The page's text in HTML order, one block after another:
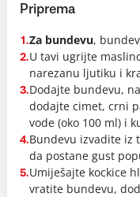
Priprema
1.Za bundevu,
2.U tavi ugrijte
narezanu ljutiku i
3.Dodajte bundevu,
dodajte cimet, crni
vode (oko 100 ml) i
4.Bundevu izvadite iz
da postane gust
5.Umiješajte kockice
vratite bundevu,